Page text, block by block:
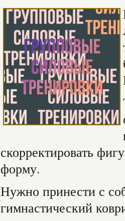
скорректировать
форму.
Нужно принести с
гимнастический